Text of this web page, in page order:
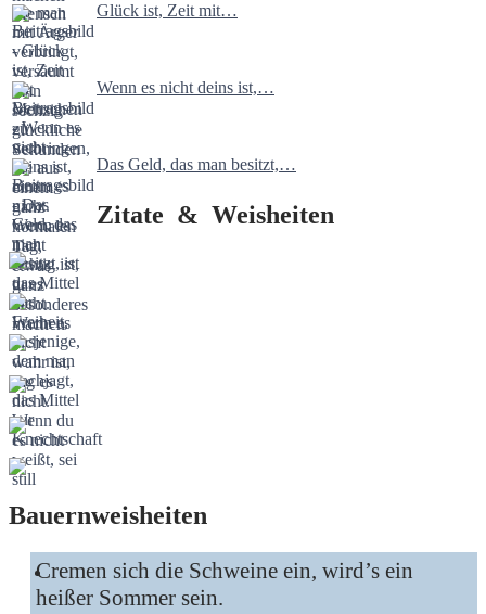
Glück ist, Zeit mit…
Wenn es nicht deins ist,…
Das Geld, das man besitzt,…
Zitate & Weisheiten
Bauernweisheiten
Cremen sich die Schweine ein, wird’s ein
heißer Sommer sein.